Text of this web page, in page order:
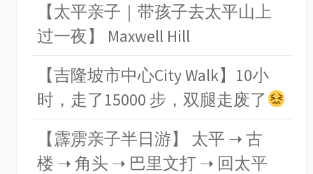
【太平亲子｜带孩子去太平山上
过一夜】 Maxwell Hill
【吉隆坡市中心City Walk】10小
时，走了15000 步，双腿走废了
【霹雳亲子半日游】 太平 ➝ 古
楼 ➝ 角头 ➝ 巴里文打 ➝ 回太平